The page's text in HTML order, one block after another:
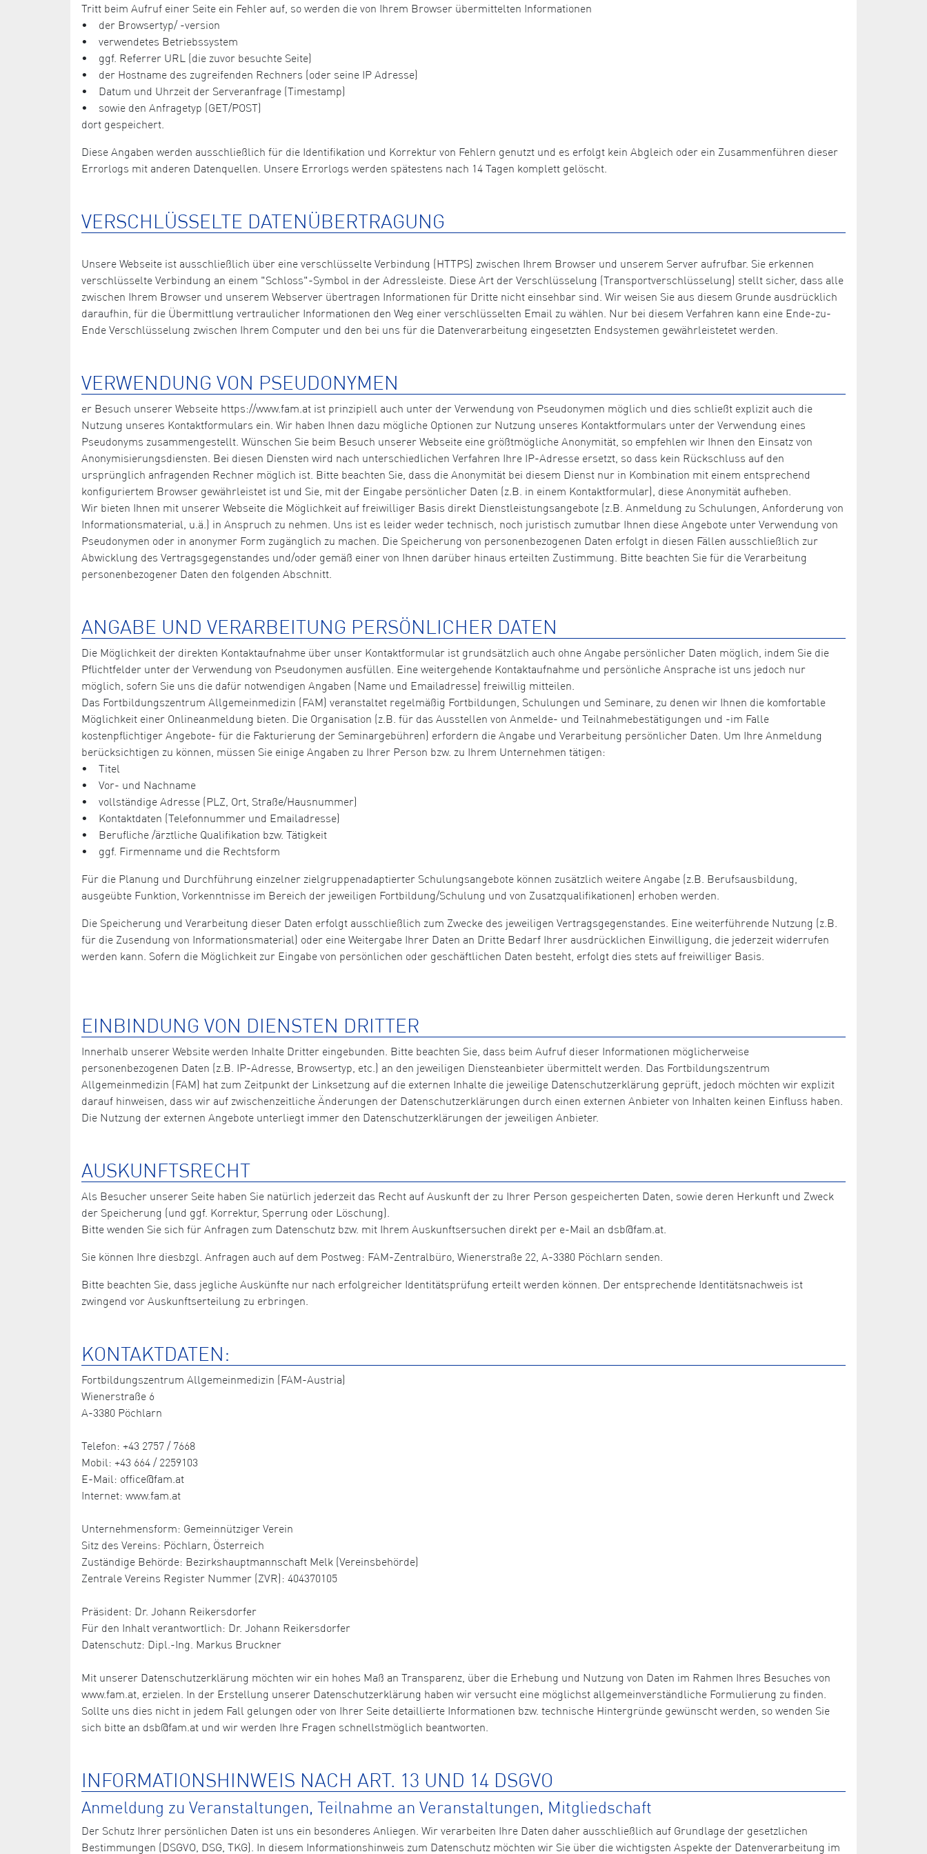
Tritt beim Aufruf einer Seite ein Fehler auf, so werden die von Ihrem Browser übermittelten Informationen
• der Browsertyp/ -version
• verwendetes Betriebssystem
• ggf. Referrer URL (die zuvor besuchte Seite)
• der Hostname des zugreifenden Rechners (oder seine IP Adresse)
• Datum und Uhrzeit der Serveranfrage (Timestamp)
• sowie den Anfragetyp (GET/POST)
dort gespeichert.
Diese Angaben werden ausschließlich für die Identifikation und Korrektur von Fehlern genutzt und es erfolgt kein Abgleich oder ein Zusammenführen dieser
Errorlogs mit anderen Datenquellen. Unsere Errorlogs werden spätestens nach 14 Tagen komplett gelöscht.
VERSCHLÜSSELTE DATENÜBERTRAGUNG
Unsere Webseite ist ausschließlich über eine verschlüsselte Verbindung (HTTPS) zwischen Ihrem Browser und unserem Server aufrufbar. Sie erkennen
verschlüsselte Verbindung an einem "Schloss"-Symbol in der Adressleiste. Diese Art der Verschlüsselung (Transportverschlüsselung) stellt sicher, dass alle
zwischen Ihrem Browser und unserem Webserver übertragen Informationen für Dritte nicht einsehbar sind. Wir weisen Sie aus diesem Grunde ausdrücklich
daraufhin, für die Übermittlung vertraulicher Informationen den Weg einer verschlüsselten Email zu wählen. Nur bei diesem Verfahren kann eine Ende-zu-
Ende Verschlüsselung zwischen Ihrem Computer und den bei uns für die Datenverarbeitung eingesetzten Endsystemen gewährleistetet werden.
VERWENDUNG VON PSEUDONYMEN
er Besuch unserer Webseite https://www.fam.at ist prinzipiell auch unter der Verwendung von Pseudonymen möglich und dies schließt explizit auch die
Nutzung unseres Kontaktformulars ein. Wir haben Ihnen dazu mögliche Optionen zur Nutzung unseres Kontaktformulars unter der Verwendung eines
Pseudonyms zusammengestellt. Wünschen Sie beim Besuch unserer Webseite eine größtmögliche Anonymität, so empfehlen wir Ihnen den Einsatz von
Anonymisierungsdiensten. Bei diesen Diensten wird nach unterschiedlichen Verfahren Ihre IP-Adresse ersetzt, so dass kein Rückschluss auf den
ursprünglich anfragenden Rechner möglich ist. Bitte beachten Sie, dass die Anonymität bei diesem Dienst nur in Kombination mit einem entsprechend
konfiguriertem Browser gewährleistet ist und Sie, mit der Eingabe persönlicher Daten (z.B. in einem Kontaktformular), diese Anonymität aufheben.
Wir bieten Ihnen mit unserer Webseite die Möglichkeit auf freiwilliger Basis direkt Dienstleistungsangebote (z.B. Anmeldung zu Schulungen, Anforderung von
Informationsmaterial, u.ä.) in Anspruch zu nehmen. Uns ist es leider weder technisch, noch juristisch zumutbar Ihnen diese Angebote unter Verwendung von
Pseudonymen oder in anonymer Form zugänglich zu machen. Die Speicherung von personenbezogenen Daten erfolgt in diesen Fällen ausschließlich zur
Abwicklung des Vertragsgegenstandes und/oder gemäß einer von Ihnen darüber hinaus erteilten Zustimmung. Bitte beachten Sie für die Verarbeitung
personenbezogener Daten den folgenden Abschnitt.
ANGABE UND VERARBEITUNG PERSÖNLICHER DATEN
Die Möglichkeit der direkten Kontaktaufnahme über unser Kontaktformular ist grundsätzlich auch ohne Angabe persönlicher Daten möglich, indem Sie die
Pflichtfelder unter der Verwendung von Pseudonymen ausfüllen. Eine weitergehende Kontaktaufnahme und persönliche Ansprache ist uns jedoch nur
möglich, sofern Sie uns die dafür notwendigen Angaben (Name und Emailadresse) freiwillig mitteilen.
Das Fortbildungszentrum Allgemeinmedizin (FAM) veranstaltet regelmäßig Fortbildungen, Schulungen und Seminare, zu denen wir Ihnen die komfortable
Möglichkeit einer Onlineanmeldung bieten. Die Organisation (z.B. für das Ausstellen von Anmelde- und Teilnahmebestätigungen und -im Falle
kostenpflichtiger Angebote- für die Fakturierung der Seminargebühren) erfordern die Angabe und Verarbeitung persönlicher Daten. Um Ihre Anmeldung
berücksichtigen zu können, müssen Sie einige Angaben zu Ihrer Person bzw. zu Ihrem Unternehmen tätigen:
• Titel
• Vor- und Nachname
• vollständige Adresse (PLZ, Ort, Straße/Hausnummer)
• Kontaktdaten (Telefonnummer und Emailadresse)
• Berufliche /ärztliche Qualifikation bzw. Tätigkeit
• ggf. Firmenname und die Rechtsform
Für die Planung und Durchführung einzelner zielgruppenadaptierter Schulungsangebote können zusätzlich weitere Angabe (z.B. Berufsausbildung,
ausgeübte Funktion, Vorkenntnisse im Bereich der jeweiligen Fortbildung/Schulung und von Zusatzqualifikationen) erhoben werden.
Die Speicherung und Verarbeitung dieser Daten erfolgt ausschließlich zum Zwecke des jeweiligen Vertragsgegenstandes. Eine weiterführende Nutzung (z.B.
für die Zusendung von Informationsmaterial) oder eine Weitergabe Ihrer Daten an Dritte Bedarf Ihrer ausdrücklichen Einwilligung, die jederzeit widerrufen
werden kann. Sofern die Möglichkeit zur Eingabe von persönlichen oder geschäftlichen Daten besteht, erfolgt dies stets auf freiwilliger Basis.
EINBINDUNG VON DIENSTEN DRITTER
Innerhalb unserer Website werden Inhalte Dritter eingebunden. Bitte beachten Sie, dass beim Aufruf dieser Informationen möglicherweise
personenbezogenen Daten (z.B. IP-Adresse, Browsertyp, etc.) an den jeweiligen Diensteanbieter übermittelt werden. Das Fortbildungszentrum
Allgemeinmedizin (FAM) hat zum Zeitpunkt der Linksetzung auf die externen Inhalte die jeweilige Datenschutzerklärung geprüft, jedoch möchten wir explizit
darauf hinweisen, dass wir auf zwischenzeitliche Änderungen der Datenschutzerklärungen durch einen externen Anbieter von Inhalten keinen Einfluss haben.
Die Nutzung der externen Angebote unterliegt immer den Datenschutzerklärungen der jeweiligen Anbieter.
AUSKUNFTSRECHT
Als Besucher unserer Seite haben Sie natürlich jederzeit das Recht auf Auskunft der zu Ihrer Person gespeicherten Daten, sowie deren Herkunft und Zweck
der Speicherung (und ggf. Korrektur, Sperrung oder Löschung).
Bitte wenden Sie sich für Anfragen zum Datenschutz bzw. mit Ihrem Auskunftsersuchen direkt per e-Mail an dsb@fam.at.
Sie können Ihre diesbzgl. Anfragen auch auf dem Postweg: FAM-Zentralbüro, Wienerstraße 22, A-3380 Pöchlarn senden.
Bitte beachten Sie, dass jegliche Auskünfte nur nach erfolgreicher Identitätsprüfung erteilt werden können. Der entsprechende Identitätsnachweis ist
zwingend vor Auskunftserteilung zu erbringen.
KONTAKTDATEN:
Fortbildungszentrum Allgemeinmedizin (FAM-Austria)
Wienerstraße 6
A-3380 Pöchlarn
Telefon: +43 2757 / 7668
Mobil: +43 664 / 2259103
E-Mail: office@fam.at
Internet: www.fam.at
Unternehmensform: Gemeinnütziger Verein
Sitz des Vereins: Pöchlarn, Österreich
Zuständige Behörde: Bezirkshauptmannschaft Melk (Vereinsbehörde)
Zentrale Vereins Register Nummer (ZVR): 404370105
Präsident: Dr. Johann Reikersdorfer
Für den Inhalt verantwortlich: Dr. Johann Reikersdorfer
Datenschutz: Dipl.-Ing. Markus Bruckner
Mit unserer Datenschutzerklärung möchten wir ein hohes Maß an Transparenz, über die Erhebung und Nutzung von Daten im Rahmen Ihres Besuches von
www.fam.at, erzielen. In der Erstellung unserer Datenschutzerklärung haben wir versucht eine möglichst allgemeinverständliche Formulierung zu finden.
Sollte uns dies nicht in jedem Fall gelungen oder von Ihrer Seite detaillierte Informationen bzw. technische Hintergründe gewünscht werden, so wenden Sie
sich bitte an dsb@fam.at und wir werden Ihre Fragen schnellstmöglich beantworten.
INFORMATIONSHINWEIS NACH ART. 13 UND 14 DSGVO
Anmeldung zu Veranstaltungen, Teilnahme an Veranstaltungen, Mitgliedschaft
Der Schutz Ihrer persönlichen Daten ist uns ein besonderes Anliegen. Wir verarbeiten Ihre Daten daher ausschließlich auf Grundlage der gesetzlichen
Bestimmungen (DSGVO, DSG, TKG). In diesem Informationshinweis zum Datenschutz möchten wir Sie über die wichtigsten Aspekte der Datenverarbeitung im